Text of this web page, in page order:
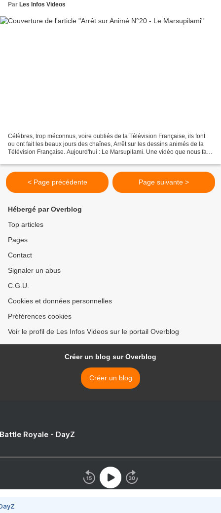
Par Les Infos Videos
Célèbres, trop méconnus, voire oubliés de la Télévision Française, ils font
ou ont fait les beaux jours des chaînes, Arrêt sur les dessins animés de la
Télévision Française. Aujourd'hui : Le Marsupilami. Une vidéo que nous fait
< Page précédente Page suivante >
Hébergé par Overblog
Top articles
Pages
Contact
Signaler un abus
C.G.U.
Cookies et données personnelles
Préférences cookies
Voir le profil de Les Infos Videos sur le portail Overblog
Créer un blog sur Overblog
Créer un blog
Royale - DayZ